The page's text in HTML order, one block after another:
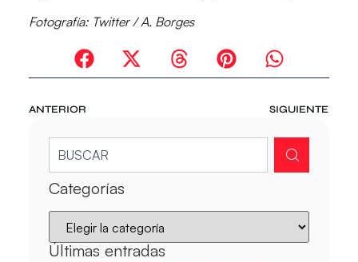
Fotografía: Twitter / A. Borges
ANTERIOR SIGUIENTE
Categorías
Últimas entradas